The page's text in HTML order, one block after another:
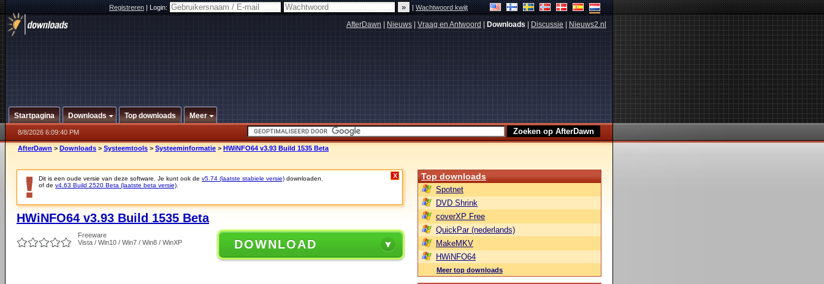
Registreren|Login: |Wachtwoord kwijt
AfterDawn Nieuws Vraag en Antwoord Downloads Discussie Nieuws2.nl
Startpagina Downloads Top downloads Meer
8/8/2026 6:09:40 PM
AfterDawn > Downloads > Systeemtools > Systeeminformatie > HWiNFO64 v3.93 Build 1535 Beta
Dit is een oude versie van deze software. Je kunt ook de v5.74 (laatste stabiele versie) downloaden.
of de v4.63 Build 2520 Beta (laatste beta versie)
X
HWiNFO64 v3.93 Build 1535 Beta
Freeware
Vista / Win10 / Win7 / Win8 / WinXP
DOWNLOAD
Top downloads
Spotnet
DVD Shrink
coverXP Free
QuickPar (nederlands)
MakeMKV
HWiNFO64
Meer top downloads